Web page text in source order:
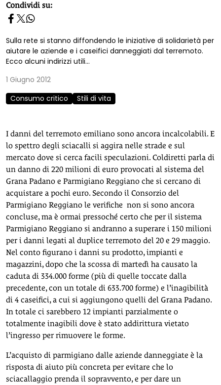
homepage h2
Condividi su:
Sulla rete si stanno diffondendo le iniziative di solidarietà per
aiutare le aziende e i caseifici danneggiati dal terremoto.
Ecco alcuni indirizzi utili...
1 Giugno 2012
Consumo critico
Stili di vita
I danni del terremoto emiliano sono ancora incalcolabili. E
lo spettro degli sciacalli si aggira nelle strade e sul
mercato dove si cerca facili speculazioni. Coldiretti parla di
un danno di 220 milioni di euro provocati al sistema del
Grana Padano e Parmigiano Reggiano che si cercano di
acquistare a pochi euro. Secondo il Consorzio del
Parmigiano Reggiano le verifiche non si sono ancora
concluse, ma è ormai pressoché certo che per il sistema
Parmigiano Reggiano si andranno a superare i 150 milioni
per i danni legati al duplice terremoto del 20 e 29 maggio.
Nel conto figurano i danni su prodotto, impianti e
magazzini, dopo che la scossa di martedì ha causato la
caduta di 334.000 forme (più di quelle toccate dalla
precedente, con un totale di 633.700 forme) e l’inagibilità
di 4 caseifici, a cui si aggiungono quelli del Grana Padano.
In totale ci sarebbero 12 impianti parzialmente o
totalmente inagibili dove è stato addirittura vietato
l’ingresso per rimuovere le forme.
L’acquisto di parmigiano dalle aziende danneggiate è la
risposta di aiuto più concreta per evitare che lo
sciacallaggio prenda il sopravvento, e per dare un